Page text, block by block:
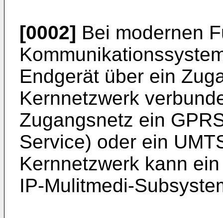
[0002] Bei modernen
Endgerät über ein
Kernnetzwerk
Zugangsnetz ein
Service) oder ein
Kernnetzwerk kann
IP-Mulitmedi-